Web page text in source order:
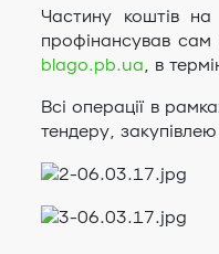
Частину коштів на
профінансував
blago.pb.ua, в
Всі операції в
тендеру,